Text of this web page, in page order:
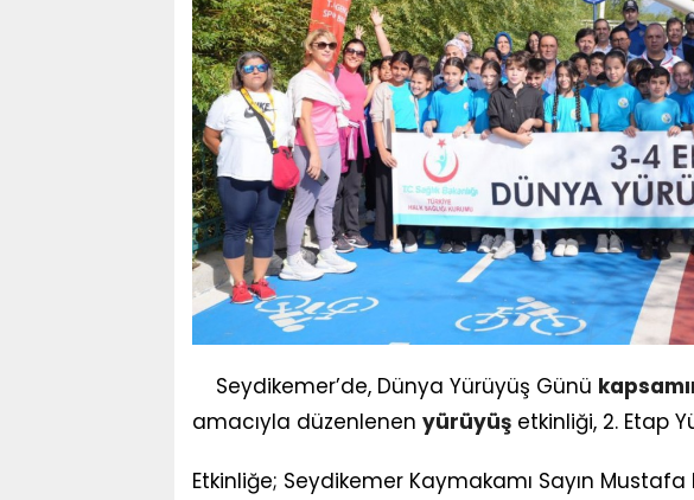
Seydikemer’de, Dünya Yürüyüş Günü
amacıyla düzenlenen yürüyüş etkinliği, 2. Etap
Etkinliğe; Seydikemer Kaymakamı Sayın Mustafa